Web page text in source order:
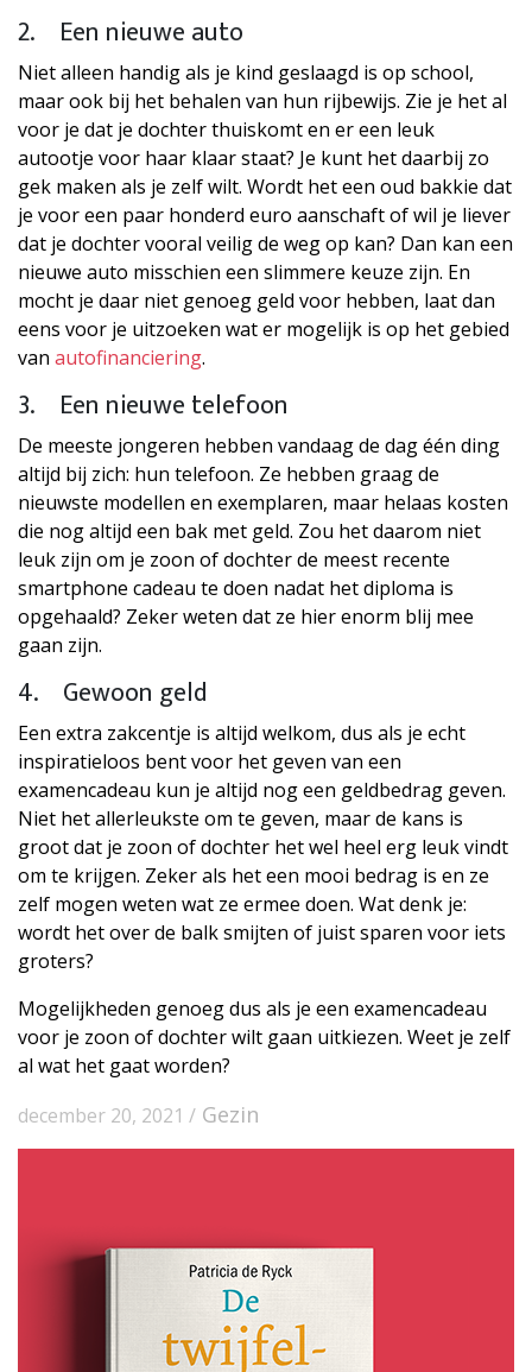
2. Een nieuwe auto
Niet alleen handig als je kind geslaagd is op school,
maar ook bij het behalen van hun rijbewijs. Zie je het al
voor je dat je dochter thuiskomt en er een leuk
autootje voor haar klaar staat? Je kunt het daarbij zo
gek maken als je zelf wilt. Wordt het een oud bakkie dat
je voor een paar honderd euro aanschaft of wil je liever
dat je dochter vooral veilig de weg op kan? Dan kan een
nieuwe auto misschien een slimmere keuze zijn. En
mocht je daar niet genoeg geld voor hebben, laat dan
eens voor je uitzoeken wat er mogelijk is op het gebied
van autofinanciering.
3. Een nieuwe telefoon
De meeste jongeren hebben vandaag de dag één ding
altijd bij zich: hun telefoon. Ze hebben graag de
nieuwste modellen en exemplaren, maar helaas kosten
die nog altijd een bak met geld. Zou het daarom niet
leuk zijn om je zoon of dochter de meest recente
smartphone cadeau te doen nadat het diploma is
opgehaald? Zeker weten dat ze hier enorm blij mee
gaan zijn.
4. Gewoon geld
Een extra zakcentje is altijd welkom, dus als je echt
inspiratieloos bent voor het geven van een
examencadeau kun je altijd nog een geldbedrag geven.
Niet het allerleukste om te geven, maar de kans is
groot dat je zoon of dochter het wel heel erg leuk vindt
om te krijgen. Zeker als het een mooi bedrag is en ze
zelf mogen weten wat ze ermee doen. Wat denk je:
wordt het over de balk smijten of juist sparen voor iets
groters?
Mogelijkheden genoeg dus als je een examencadeau
voor je zoon of dochter wilt gaan uitkiezen. Weet je zelf
al wat het gaat worden?
december 20, 2021 / Gezin